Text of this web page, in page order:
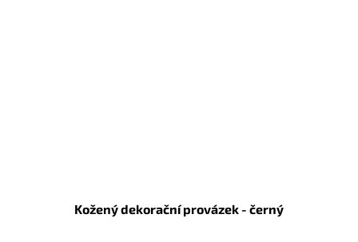
Kožený dekorační provázek - černý